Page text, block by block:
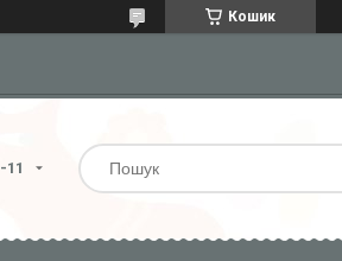
Кошик
11